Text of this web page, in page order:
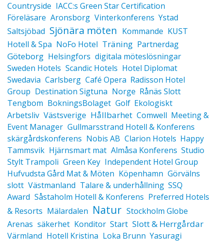
Countryside IACC:s Green Star Certification
Föreläsare Aronsborg Vinterkonferens Ystad
Saltsjöbad Sjönära möten Kommande KUST
Hotell & Spa NoFo Hotel Träning Partnerdag
Göteborg Helsingfors digitala möteslösningar
Sweden Hotels Scandic Hotels Hotel Diplomat
Swedavia Carlsberg Café Opera Radisson Hotel
Group Destination Sigtuna Norge Rånäs Slott
Tengbom BokningsBolaget Golf Ekologiskt
Arbetsliv Västsverige Hållbarhet Comwell Meeting &
Event Manager Gullmarsstrand Hotell & Konferens
skärgårdskonferens Nobis AB Clarion Hotels Happy
Tammsvik Hjärnsmart mat Almåsa Konferens Studio
Stylt Trampoli Green Key Independent Hotel Group
Hufvudsta Gård Mat & Möten Köpenhamn Görvälns
slott Västmanland Talare & underhållning SSQ
Award Såstaholm Hotell & Konferens Preferred Hotels
& Resorts Mälardalen Natur Stockholm Globe
Arenas säkerhet Konditor Start Slott & Herrgårdar
Värmland Hotell Kristina Loka Brunn Yasuragi